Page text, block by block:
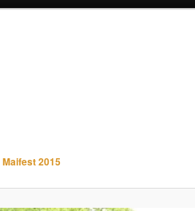
Maifest 2015